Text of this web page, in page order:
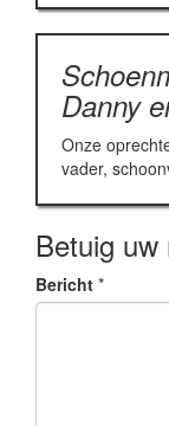
Danny
Onze
vader,
Betuig uw
Bericht *